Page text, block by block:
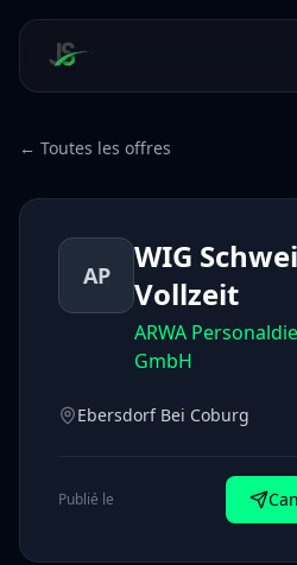
← Toutes les offres
AP
WIG
Vollzeit
ARWA
GmbH
Ebersdorf Bei Coburg
Publié le